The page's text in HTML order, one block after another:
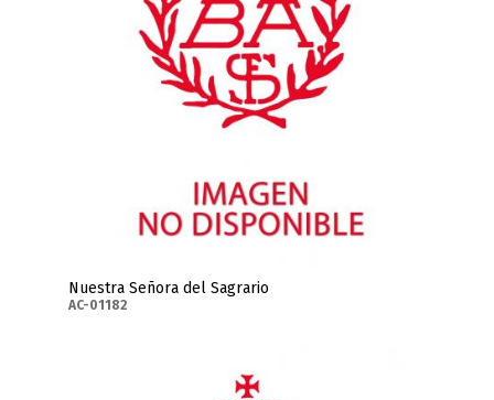
Nuestra Señora del Sagrario
AC-01182